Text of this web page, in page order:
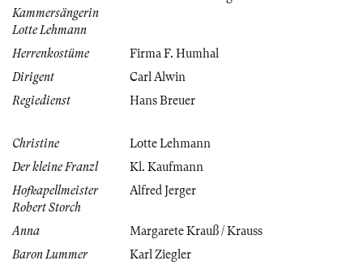
Kammersängerin
Lotte Lehmann
Herrenkostüme
Firma F. Humhal
Dirigent
Carl Alwin
Regiedienst
Hans Breuer
Christine
Lotte Lehmann
Der kleine Franzl
Kl. Kaufmann
Hofkapellmeister
Robert Storch
Alfred Jerger
Anna
Margarete Krauß / Krauss
Baron Lummer
Karl Ziegler